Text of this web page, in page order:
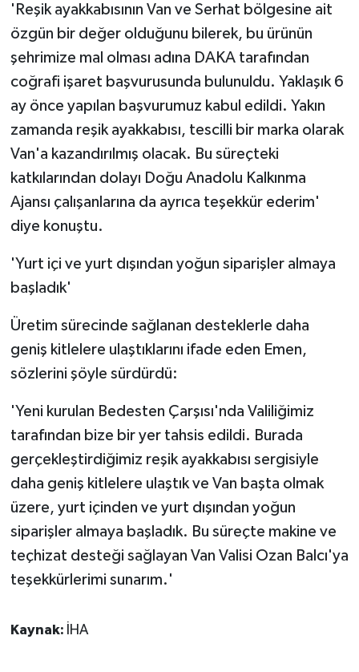
'Reşik ayakkabısının Van ve Serhat bölgesine ait
özgün bir değer olduğunu bilerek, bu ürünün
şehrimize mal olması adına DAKA tarafından
coğrafi işaret başvurusunda bulunuldu. Yaklaşık 6
ay önce yapılan başvurumuz kabul edildi. Yakın
zamanda reşik ayakkabısı, tescilli bir marka olarak
Van'a kazandırılmış olacak. Bu süreçteki
katkılarından dolayı Doğu Anadolu Kalkınma
Ajansı çalışanlarına da ayrıca teşekkür ederim'
diye konuştu.
'Yurt içi ve yurt dışından yoğun siparişler almaya
başladık'
Üretim sürecinde sağlanan desteklerle daha
geniş kitlelere ulaştıklarını ifade eden Emen,
sözlerini şöyle sürdürdü:
'Yeni kurulan Bedesten Çarşısı'nda Valiliğimiz
tarafından bize bir yer tahsis edildi. Burada
gerçekleştirdiğimiz reşik ayakkabısı sergisiyle
daha geniş kitlelere ulaştık ve Van başta olmak
üzere, yurt içinden ve yurt dışından yoğun
siparişler almaya başladık. Bu süreçte makine ve
teçhizat desteği sağlayan Van Valisi Ozan Balcı'ya
teşekkürlerimi sunarım.'
Kaynak: İHA